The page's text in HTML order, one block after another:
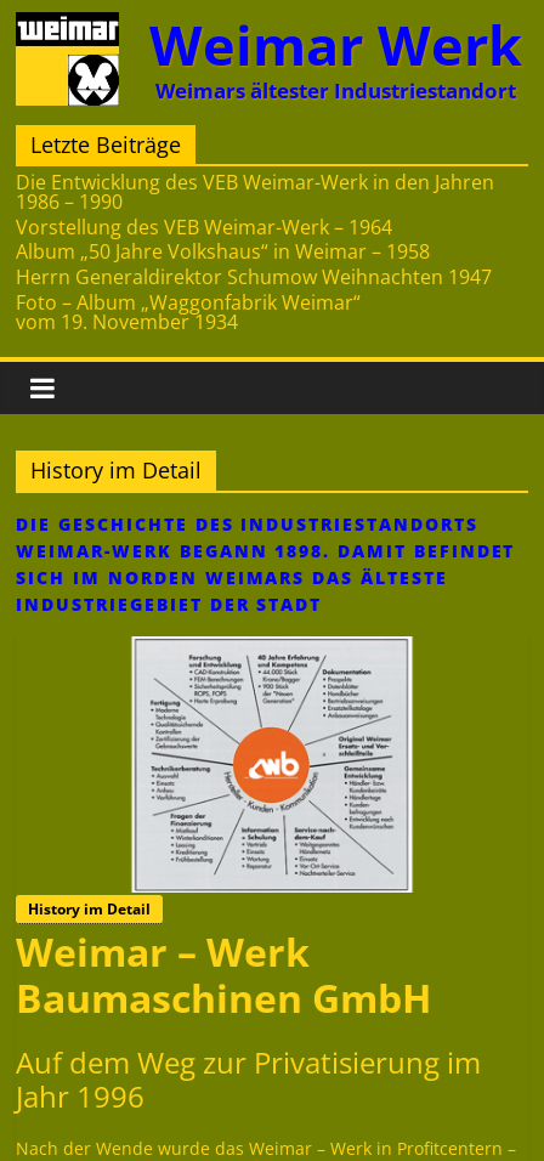
Zum
Inhalt
springen
Weimar Werk
Weimars ältester Industriestandort
Letzte Beiträge
Die Entwicklung des VEB Weimar-Werk in den Jahren
1986 – 1990
Vorstellung des VEB Weimar-Werk – 1964
Album „50 Jahre Volkshaus“ in Weimar – 1958
Herrn Generaldirektor Schumow Weihnachten 1947
Foto – Album „Waggonfabrik Weimar“
vom 19. November 1934
History im Detail
DIE GESCHICHTE DES INDUSTRIESTANDORTS
WEIMAR-WERK BEGANN 1898. DAMIT BEFINDET
SICH IM NORDEN WEIMARS DAS ÄLTESTE
INDUSTRIEGEBIET DER STADT
History im Detail
Weimar – Werk
Baumaschinen GmbH
Auf dem Weg zur Privatisierung im
Jahr 1996
Nach der Wende wurde das Weimar – Werk in Profitcentern –